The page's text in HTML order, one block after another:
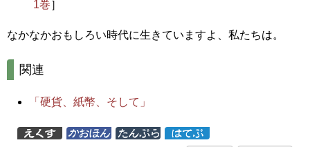
1巻］
なかなかおもしろい時代に生きていますよ、私たちは。
関連
「硬貨、紙幣、そして」